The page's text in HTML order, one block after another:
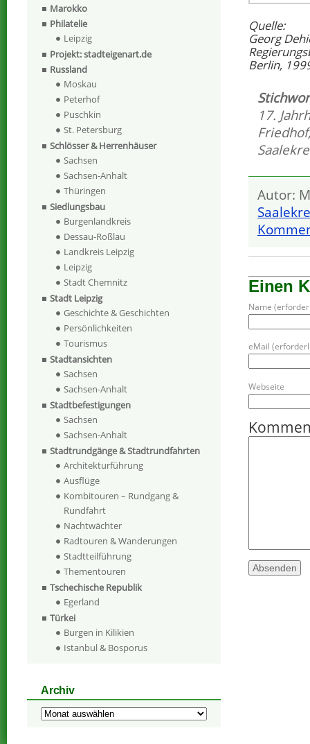
Quelle:
Georg
Berlin,
17.
Friedhof
Autor:
Einen
Name
eMail
Webseite
Marokko
Philatelie
Leipzig
Projekt: stadteigenart.de
Russland
Moskau
Peterhof
Puschkin
St. Petersburg
Schlösser & Herrenhäuser
Sachsen
Sachsen-Anhalt
Thüringen
Siedlungsbau
Burgenlandkreis
Dessau-Roßlau
Landkreis Leipzig
Leipzig
Stadt Chemnitz
Stadt Leipzig
Geschichte & Geschichten
Persönlichkeiten
Tourismus
Stadtansichten
Sachsen
Sachsen-Anhalt
Stadtbefestigungen
Sachsen
Sachsen-Anhalt
Stadtrundgänge & Stadtrundfahrten
Architekturführung
Ausflüge
Kombitouren – Rundgang &
Rundfahrt
Nachtwächter
Radtouren & Wanderungen
Stadtteilführung
Thementouren
Tschechische Republik
Egerland
Türkei
Burgen in Kilikien
Istanbul & Bosporus
Archiv
Archiv